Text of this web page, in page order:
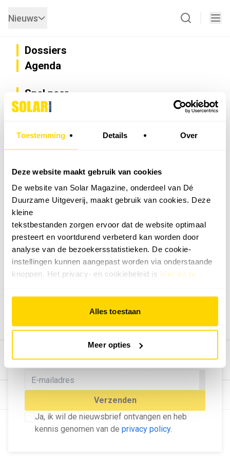
Toestemming Details Over
Deze website maakt gebruik van cookies
De website van Solar Magazine, onderdeel van Dé
Duurzame Uitgeverij, maakt gebruik van cookies. Deze
kleine
tekstbestanden zorgen ervoor dat de website optimaal
presteert en voortdurend verbeterd kan worden door
analyse van de bezoekersstatistieken. De cookie-
instellingen kunnen aangepast worden via onderstaande
knoppen. Het privacy- en cookiebeleid is hier na te
Alles toestaan
Meer opties
MELD U AAN VOOR ONZE
NIEUWSBRIEF
Blijf op de hoogte van het laatste nieuws!
Verzenden
Ja, ik wil de nieuwsbrief ontvangen en heb
kennis genomen van de privacy policy.
Nieuws
Dossiers
Agenda
Snel naar
Privacy
Nieuwsbrief
Vacatures
Installateurzoeker
Cookievoorkeuren wijzigen
English
Geef ons feedback
Vertel ons wat je van onze website vindt.
Tip de redactie
Bekijk hier de mogelijkheden.
© Dé Duurzame Uitgeverij